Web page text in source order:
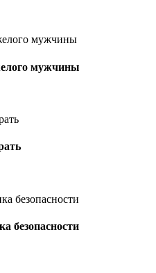
мужчины
безопасности